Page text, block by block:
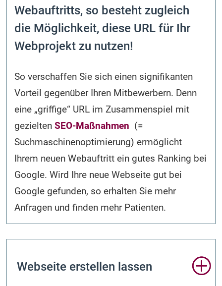
Webauftritts, so besteht zugleich
die Möglichkeit, diese URL für Ihr
Webprojekt zu nutzen!
So verschaffen Sie sich einen signifikanten
Vorteil gegenüber Ihren Mitbewerbern. Denn
eine „griffige“ URL im Zusammenspiel mit
gezieltenSEO-Maßnahmen (=
Suchmaschinen­optimierung) ermöglicht
Ihrem neuen Webauftritt ein gutes Ranking bei
Google. Wird Ihre neue Webseite gut bei
Google gefunden, so erhalten Sie mehr
Anfragen und finden mehr Patienten.
Webseite erstellen lassen